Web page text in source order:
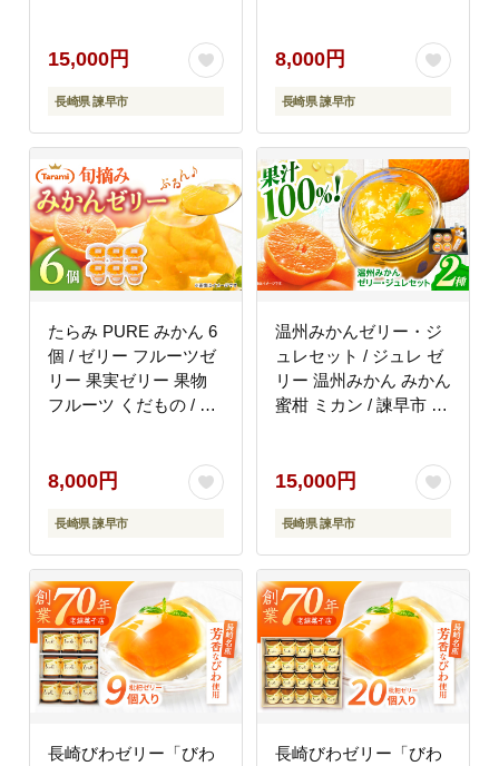
15,000円
長崎県 諫早市
8,000円
長崎県 諫早市
たらみ PURE みかん 6
個 / ゼリー フルーツゼ
リー 果実ゼリー 果物
フルーツ くだもの / 諫
8,000円
長崎県 諫早市
温州みかんゼリー・ジ
ュレセット / ジュレ ゼ
リー 温州みかん みかん
蜜柑 ミカン / 諫早市 /
15,000円
長崎県 諫早市
長崎びわゼリー「びわ
長崎びわゼリー「びわ